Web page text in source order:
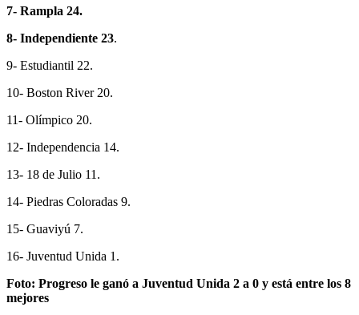
7- Rampla 24.
8- Independiente 23.
9- Estudiantil 22.
10- Boston River 20.
11- Olímpico 20.
12- Independencia 14.
13- 18 de Julio 11.
14- Piedras Coloradas 9.
15- Guaviyú 7.
16- Juventud Unida 1.
Foto: Progreso le ganó a Juventud Unida 2 a 0 y está entre los 8
mejores